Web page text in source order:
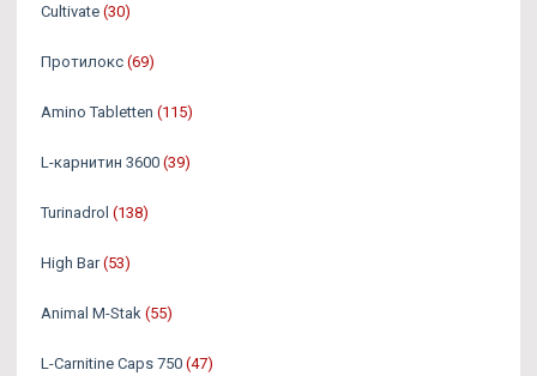
Cultivate (30)
Протилокс (69)
Amino Tabletten (115)
L-карнитин 3600 (39)
Turinadrol (138)
High Bar (53)
Animal M-Stak (55)
L-Carnitine Caps 750 (47)